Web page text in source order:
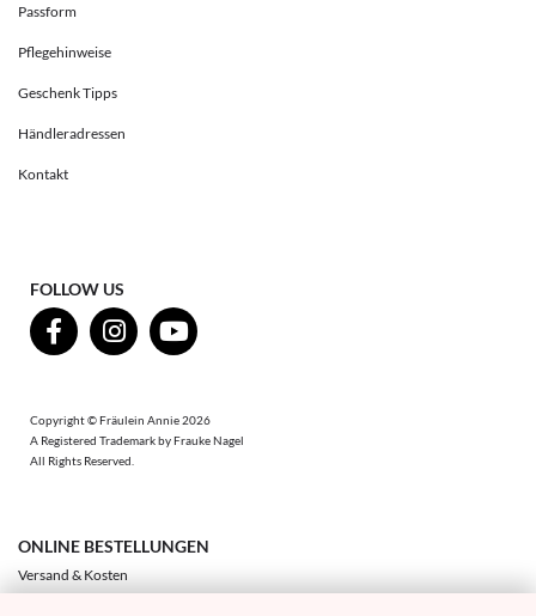
Passform
Pflegehinweise
Geschenk Tipps
Händleradressen
Kontakt
FOLLOW US
Copyright © Fräulein Annie 2026
A Registered Trademark by Frauke Nagel
All Rights Reserved.
ONLINE BESTELLUNGEN
Versand & Kosten